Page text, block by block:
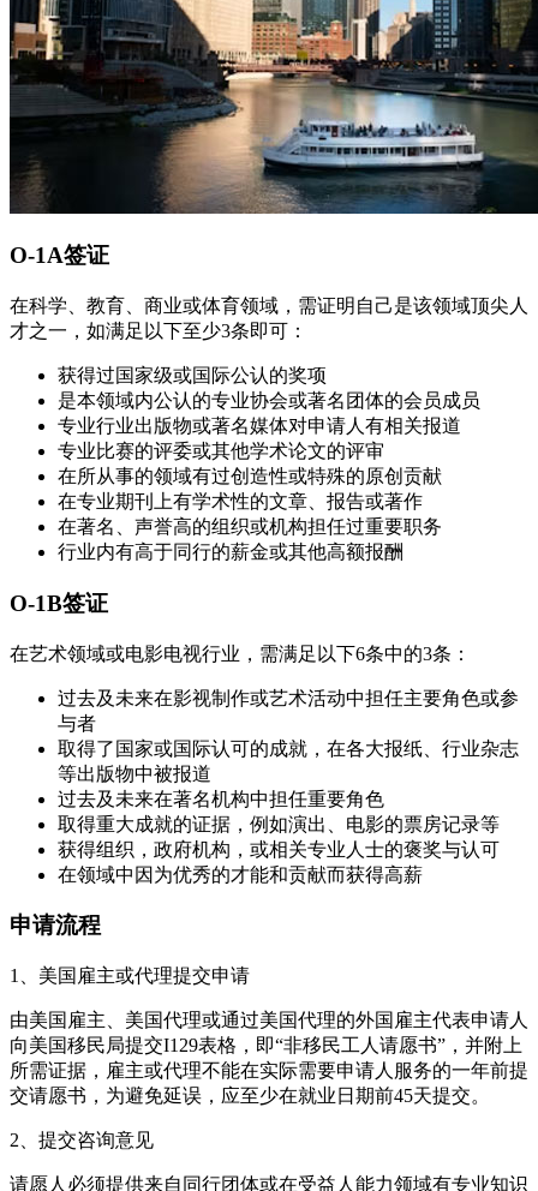
O-1A签证
在科学、教育、商业或体育领域，需证明自己是该领域顶尖人
才之一，如满足以下至少3条即可：
获得过国家级或国际公认的奖项
是本领域内公认的专业协会或著名团体的会员成员
专业行业出版物或著名媒体对申请人有相关报道
专业比赛的评委或其他学术论文的评审
在所从事的领域有过创造性或特殊的原创贡献
在专业期刊上有学术性的文章、报告或著作
在著名、声誉高的组织或机构担任过重要职务
行业内有高于同行的薪金或其他高额报酬
O-1B签证
在艺术领域或电影电视行业，需满足以下6条中的3条：
过去及未来在影视制作或艺术活动中担任主要角色或参
与者
取得了国家或国际认可的成就，在各大报纸、行业杂志
等出版物中被报道
过去及未来在著名机构中担任重要角色
取得重大成就的证据，例如演出、电影的票房记录等
获得组织，政府机构，或相关专业人士的褒奖与认可
在领域中因为优秀的才能和贡献而获得高薪
申请流程
1、美国雇主或代理提交申请
由美国雇主、美国代理或通过美国代理的外国雇主代表申请人
向美国移民局提交I129表格，即“非移民工人请愿书”，并附上
所需证据，雇主或代理不能在实际需要申请人服务的一年前提
交请愿书，为避免延误，应至少在就业日期前45天提交。
2、提交咨询意见
请愿人必须提供来自同行团体或在受益人能力领域有专业知识